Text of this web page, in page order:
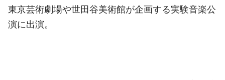
東京芸術劇場や世田谷美術館が企画する実験音楽公
演に出演。